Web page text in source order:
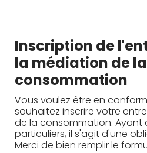
Inscription de
la médiation de la
consommation
Vous voulez être en
souhaitez inscrire votre
de la consommation. Ayant
particuliers, il s'agit d'une
Merci de bien remplir le